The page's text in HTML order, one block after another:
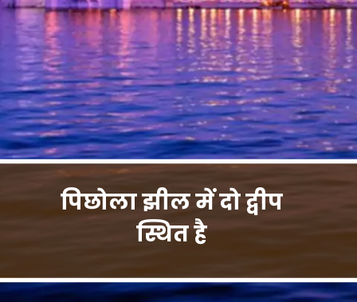
पिछोला झील में दो द्वीप
स्थित है